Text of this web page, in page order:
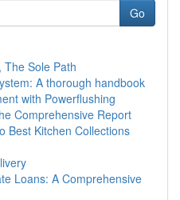
Go
The Sole Path
A thorough handbook
with Powerflushing
Comprehensive Report
Best Kitchen Collections
Loans: A Comprehensive